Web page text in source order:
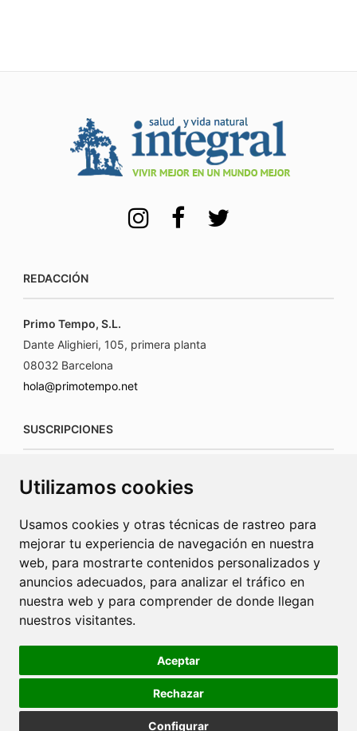
Utilizamos cookies
Usamos cookies y otras técnicas de rastreo para
mejorar tu experiencia de navegación en nuestra
web, para mostrarte contenidos personalizados y
anuncios adecuados, para analizar el tráfico en
nuestra web y para comprender de donde llegan
nuestros visitantes.
Aceptar
Rechazar
Configurar
REDACCIÓN
Primo Tempo, S.L.
Dante Alighieri, 105, primera planta
08032 Barcelona
hola@primotempo.net
SUSCRIPCIONES
www.connecorrevistas.com
PUBLICIDAD
Política de Cookies Política de Privacidad
Publicidad